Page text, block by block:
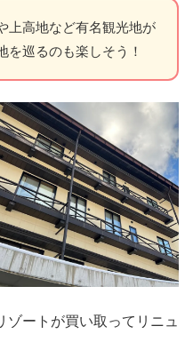
上高地など有名観光地が
を巡るのも楽しそう！
ートが買い取ってリニュ